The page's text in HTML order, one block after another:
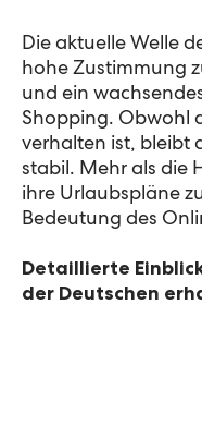
Die aktuelle Welle
hohe Zustimmung
und ein
Shopping. Obwohl
verhalten ist, bleibt
stabil. Mehr als die
ihre Urlaubspläne
Bedeutung des
Detaillierte
der Deutschen